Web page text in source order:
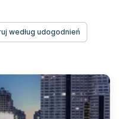
według udogodnień